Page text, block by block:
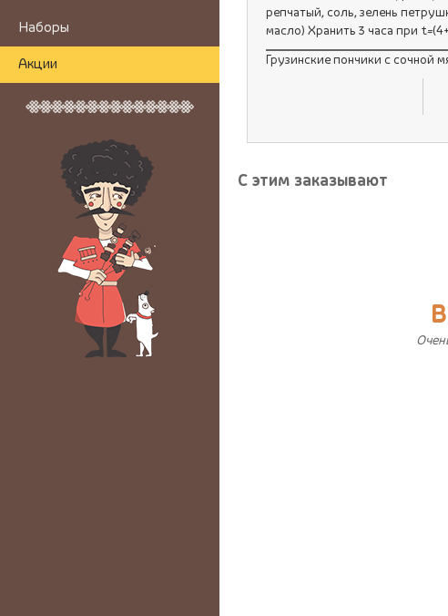
Наборы
Акции
репчатый, соль, зелень
масло) Хранить 3 часа при
Грузинские пончики с сочной
С этим заказывают